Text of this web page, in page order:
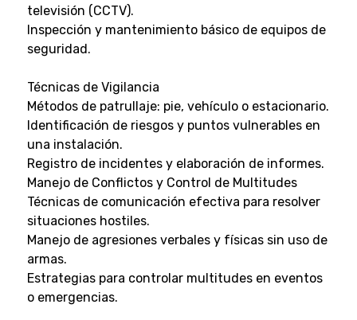
televisión (CCTV).
Inspección y mantenimiento básico de equipos de
seguridad.
Técnicas de Vigilancia
Métodos de patrullaje: pie, vehículo o estacionario.
Identificación de riesgos y puntos vulnerables en
una instalación.
Registro de incidentes y elaboración de informes.
Manejo de Conflictos y Control de Multitudes
Técnicas de comunicación efectiva para resolver
situaciones hostiles.
Manejo de agresiones verbales y físicas sin uso de
armas.
Estrategias para controlar multitudes en eventos
o emergencias.